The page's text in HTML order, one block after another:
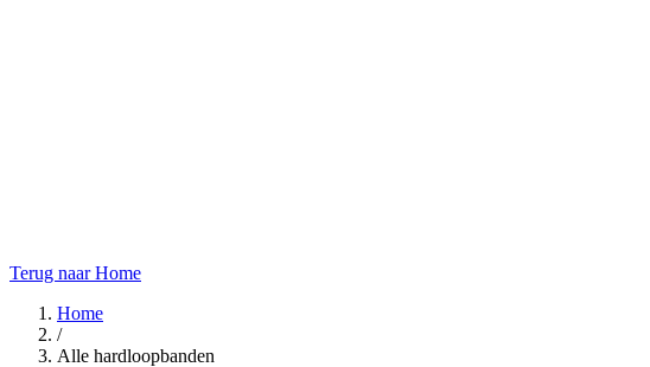
Terug naar Home
Home
/
Alle hardloopbanden